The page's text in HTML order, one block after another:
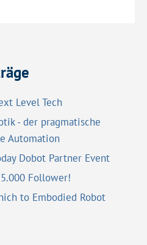
Level Tech
- der pragmatische
Automation
Dobot Partner Event
Follower!
to Embodied Robot